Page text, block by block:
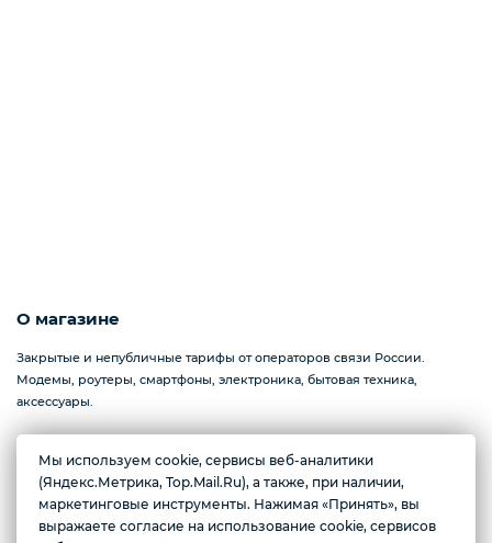
О магазине
Закрытые и непубличные тарифы от операторов связи России.
Модемы, роутеры, смартфоны, электроника, бытовая техника,
аксессуары.
Севастополь, проспект Генерала Острякова, 233
Ежедневно с 10:00 до 17:00
Мы используем cookie, сервисы веб-аналитики
(Яндекс.Метрика, Top.Mail.Ru), а также, при наличии,
маркетинговые инструменты. Нажимая «Принять», вы
выражаете согласие на использование cookie, сервисов
Желаете подозвать сотрудника
Да Нет